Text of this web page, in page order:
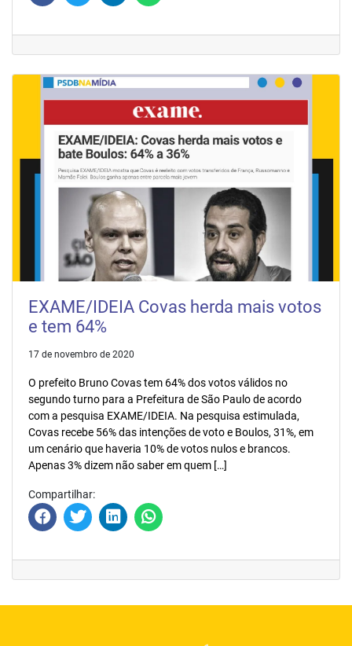
EXAME/IDEIA Covas herda mais votos
e tem 64%
17 de novembro de 2020
O prefeito Bruno Covas tem 64% dos votos válidos no
segundo turno para a Prefeitura de São Paulo de acordo
com a pesquisa EXAME/IDEIA. Na pesquisa estimulada,
Covas recebe 56% das intenções de voto e Boulos, 31%, em
um cenário que haveria 10% de votos nulos e brancos.
Apenas 3% dizem não saber em quem […]
Compartilhar: